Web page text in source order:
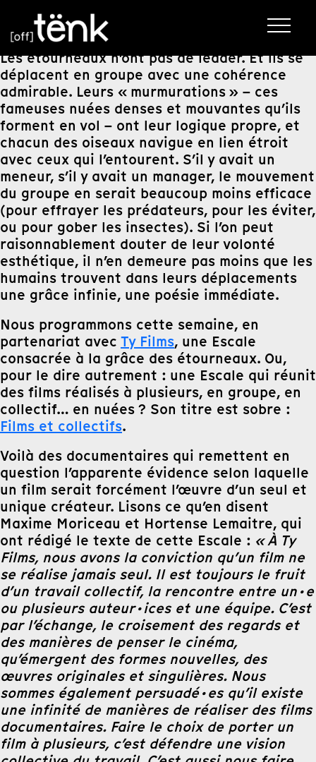
Les étourneaux n’ont pas de leader. Et ils se
déplacent en groupe avec une cohérence
admirable. Leurs « murmurations » – ces
fameuses nuées denses et mouvantes qu’ils
forment en vol – ont leur logique propre, et
chacun des oiseaux navigue en lien étroit
avec ceux qui l’entourent. S’il y avait un
meneur, s’il y avait un manager, le mouvement
du groupe en serait beaucoup moins efficace
(pour effrayer les prédateurs, pour les éviter,
ou pour gober les insectes). Si l’on peut
raisonnablement douter de leur volonté
esthétique, il n’en demeure pas moins que les
humains trouvent dans leurs déplacements
une grâce infinie, une poésie immédiate.
Nous programmons cette semaine, en
partenariat avec Ty Films, une Escale
consacrée à la grâce des étourneaux. Ou,
pour le dire autrement : une Escale qui réunit
des films réalisés à plusieurs, en groupe, en
collectif… en nuées ? Son titre est sobre :
Films et collectifs.
Voilà des documentaires qui remettent en
question l’apparente évidence selon laquelle
un film serait forcément l’œuvre d’un seul et
unique créateur. Lisons ce qu’en disent
Maxime Moriceau et Hortense Lemaitre, qui
ont rédigé le texte de cette Escale : « À Ty
Films, nous avons la conviction qu’un film ne
se réalise jamais seul. Il est toujours le fruit
d’un travail collectif, la rencontre entre un·e
ou plusieurs auteur·ices et une équipe. C’est
par l’échange, le croisement des regards et
des manières de penser le cinéma,
qu’émergent des formes nouvelles, des
œuvres originales et singulières. Nous
sommes également persuadé·es qu’il existe
une infinité de manières de réaliser des films
documentaires. Faire le choix de porter un
film à plusieurs, c’est défendre une vision